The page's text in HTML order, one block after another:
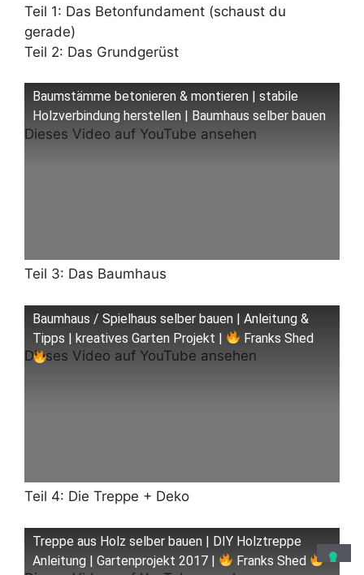
Teil 1: Das Betonfundament (schaust du
gerade)
Teil 2: Das Grundgerüst
Baumstämme betonieren & montieren | stabile
Holzverbindung herstellen | Baumhaus selber bauen
Dieses Video auf YouTube ansehen
Teil 3: Das Baumhaus
Baumhaus / Spielhaus selber bauen | Anleitung &
Tipps | kreatives Garten Projekt |
Franks Shed
Dieses Video auf YouTube ansehen
Teil 4: Die Treppe + Deko
Treppe aus Holz selber bauen | DIY Holztreppe
Anleitung | Gartenprojekt 2017 |
Franks Shed